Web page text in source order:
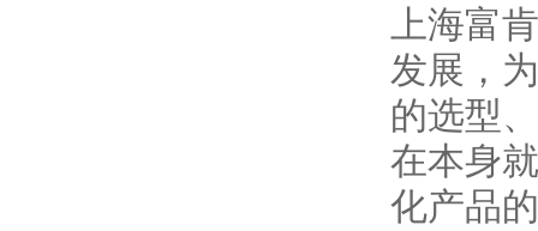
上海富
发展，
的选型
在本身
化产品